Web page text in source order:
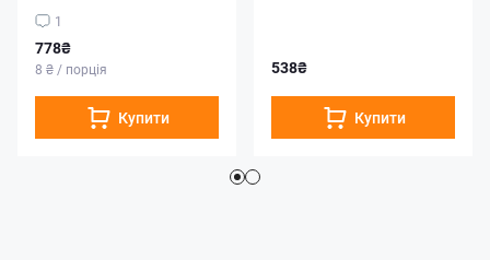
1
778₴
8 ₴ / порція
Купити
538₴
Купити